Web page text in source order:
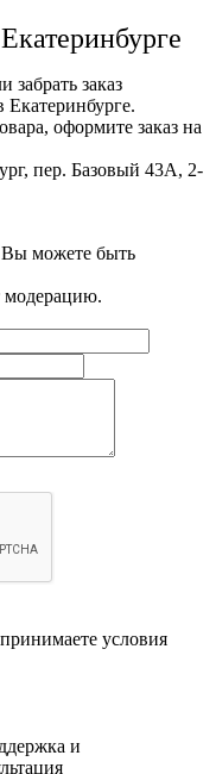
заказ
оформите заказ на
пер. Базовый 43А, 2-
Вы можете быть
модерацию.
условия